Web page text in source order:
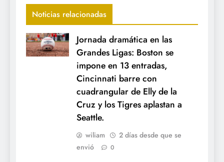
Noticias relacionadas
Jornada dramática en las
Grandes Ligas: Boston se
impone en 13 entradas,
Cincinnati barre con
cuadrangular de Elly de la
Cruz y los Tigres aplastan a
Seattle.
wiliam
2 días desde que se
envió
0